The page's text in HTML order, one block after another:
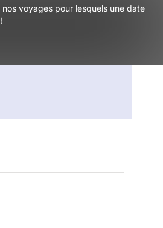
voyages pour lesquels une date